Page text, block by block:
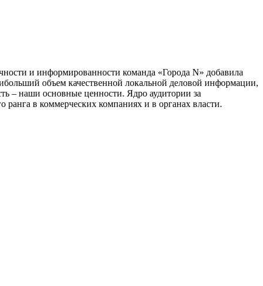
и информированности команда «Города N» добавила
объем качественной локальной деловой информации,
– наши основные ценности. Ядро аудитории за
в коммерческих компаниях и в органах власти.